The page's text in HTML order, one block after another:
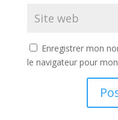
Enregistrer mon
le navigateur pour